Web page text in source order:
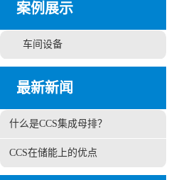
案例展示
车间设备
最新新闻
什么是CCS集成母排？
CCS在储能上的优点